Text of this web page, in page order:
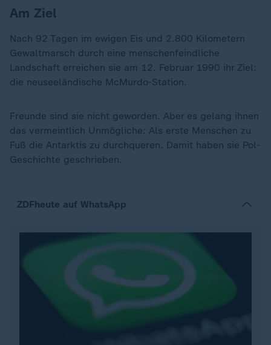
Am Ziel
Nach 92 Tagen im ewigen Eis und 2.800 Kilometern
Gewaltmarsch durch eine menschenfeindliche
Landschaft erreichen sie am 12. Februar 1990 ihr Ziel:
die neuseeländische McMurdo-Station.
Freunde sind sie nicht geworden. Aber es gelang ihnen
das vermeintlich Unmögliche: Als erste Menschen zu
Fuß die Antarktis zu durchqueren. Damit haben sie Pol-
Geschichte geschrieben.
ZDFheute auf WhatsApp